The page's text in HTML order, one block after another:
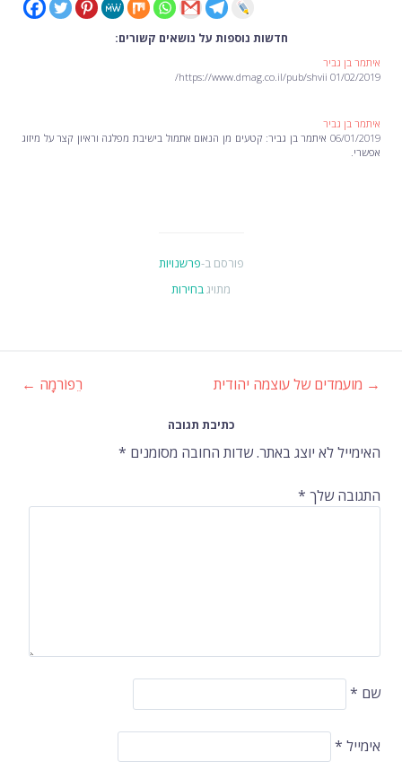
חדשות נוספות על נושאים קשורים:
איתמר בן גביר
01/02/2019 https://www.dmag.co.il/pub/shvii/
איתמר בן גביר
06/01/2019 איתמר בן גביר: קטעים מן הנאום אתמול בישיבת מפלגה וראיון קצר על מיזוג
אפשרי.
פורסם ב-פרשנויות
מתויגבחירות
ניווט
ברשומות
→ מועמדים של עוצמה יהודית רֵפוֹרמָה ←
כתיבת תגובה
האימייל לא יוצג באתר.שדות החובה מסומנים *
התגובה שלך *
שם *
אימייל *